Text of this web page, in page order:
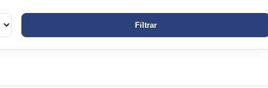
Filtrar